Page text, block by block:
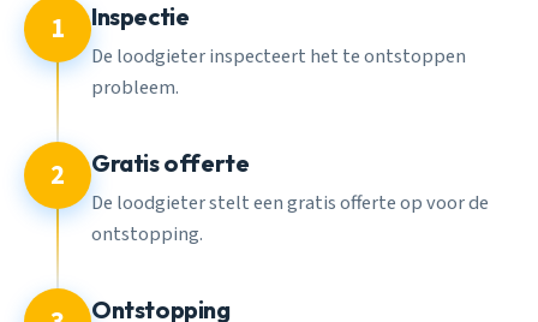
1 Inspectie
De loodgieter inspecteert het te ontstoppen
probleem.
2 Gratis offerte
De loodgieter stelt een gratis offerte op voor de
ontstopping.
Ontstopping